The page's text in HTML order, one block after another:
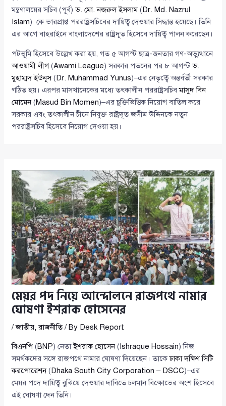
মন্ত্রণালয়ের সচিব (পূর্ব)ড. মো. নজরুল ইসলাম( Dr. Md. Nazrul
Islam)–কে ভারপ্রাপ্ত পররাষ্ট্রসচিবের দায়িত্ব দেওয়ার সিদ্ধান্ত হয়েছে। তিনি
এর আগে বাহরাইনে বাংলাদেশের রাষ্ট্রদূত হিসেবে দায়িত্ব পালন করেছেন।
পটভূমি হিসেবে উল্লেখ করা হয়, গত ৫ আগস্ট ছাত্র-জনতার গণ-অভ্যুত্থানে
আওয়ামী লীগ(Awami League) সরকার পতনের পর ৮ আগস্টড.
মুহাম্মদ ইউনূস( Dr. Muhammad Yunus)–এর নেতৃত্বে অন্তর্বর্তী সরকার
গঠিত হয়। এরপর মাসখানেকের মধ্যে তৎকালীন পররাষ্ট্রসচিবমাসুদ বিন
মোমেন(Masud Bin Momen)–এর চুক্তিভিত্তিক নিয়োগ বাতিল করে
সরকার এবং তৎকালীন চীনে নিযুক্ত রাষ্ট্রদূত জসীম উদ্দিনকে নতুন
পররাষ্ট্রসচিব হিসেবে নিয়োগ দেওয়া হয়।
মেয়র পদ নিয়ে আন্দোলনে রাজপথে নামার
ঘোষণা ইশরাক হোসেনের
/জাতীয়,রাজনীতি/ By Desk Report
বিএনপি (BNP) নেতাইশরাক হোসেন( Ishraque Hossain) নিজ
সমর্থকদের সঙ্গে রাজপথে নামার ঘোষণা দিয়েছেন। তাকেঢাকা দক্ষিণ সিটি
করপোরেশন( Dhaka South City Corporation – DSCC)–এর
মেয়র পদে দায়িত্ব বুঝিয়ে দেওয়ার দাবিতে চলমান বিক্ষোভের অংশ হিসেবে
এই ঘোষণা দেন তিনি।